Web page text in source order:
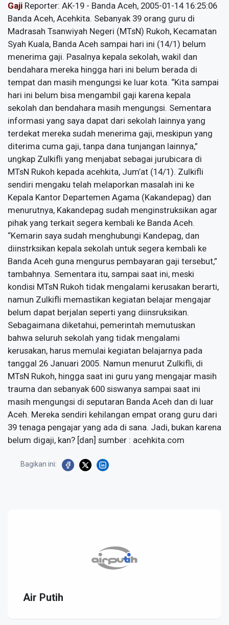
Gaji Reporter: AK-19 - Banda Aceh, 2005-01-14 16:25:06
Banda Aceh, Acehkita. Sebanyak 39 orang guru di
Madrasah Tsanwiyah Negeri (MTsN) Rukoh, Kecamatan
Syah Kuala, Banda Aceh sampai hari ini (14/1) belum
menerima gaji. Pasalnya kepala sekolah, wakil dan
bendahara mereka hingga hari ini belum berada di
tempat dan masih mengungsi ke luar kota. “Kita sampai
hari ini belum bisa mengambil gaji karena kepala
sekolah dan bendahara masih mengungsi. Sementara
informasi yang saya dapat dari sekolah lainnya yang
terdekat mereka sudah menerima gaji, meskipun yang
diterima cuma gaji, tanpa dana tunjangan lainnya,”
ungkap Zulkifli yang menjabat sebagai jurubicara di
MTsN Rukoh kepada acehkita, Jum’at (14/1). Zulkifli
sendiri mengaku telah melaporkan masalah ini ke
Kepala Kantor Departemen Agama (Kakandepag) dan
menurutnya, Kakandepag sudah menginstruksikan agar
pihak yang terkait segera kembali ke Banda Aceh.
“Kemarin saya sudah menghubungi Kandepag, dan
diinstrksikan kepala sekolah untuk segera kembali ke
Banda Aceh guna mengurus pembayaran gaji tersebut,”
tambahnya. Sementara itu, sampai saat ini, meski
kondisi MTsN Rukoh tidak mengalami kerusakan berarti,
namun Zulkifli memastikan kegiatan belajar mengajar
belum dapat berjalan seperti yang diinsruksikan.
Sebagaimana diketahui, pemerintah memutuskan
bahwa seluruh sekolah yang tidak mengalami
kerusakan, harus memulai kegiatan belajarnya pada
tanggal 26 Januari 2005. Namun menurut Zulkifli, di
MTsN Rukoh, hingga saat ini guru yang mengajar masih
trauma dan sebanyak 600 siswanya sampai saat ini
masih mengungsi di seputaran Banda Aceh dan di luar
Aceh. Mereka sendiri kehilangan empat orang guru dari
39 tenaga pengajar yang ada di sana. Jadi, bukan karena
belum digaji, kan? [dan] sumber : acehkita.com
Bagikan ini:
Air Putih